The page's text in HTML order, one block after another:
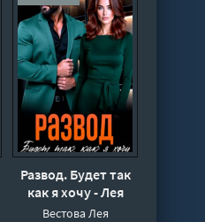
Развод. Будет так
как я хочу - Лея
Вестова
Вестова Лея